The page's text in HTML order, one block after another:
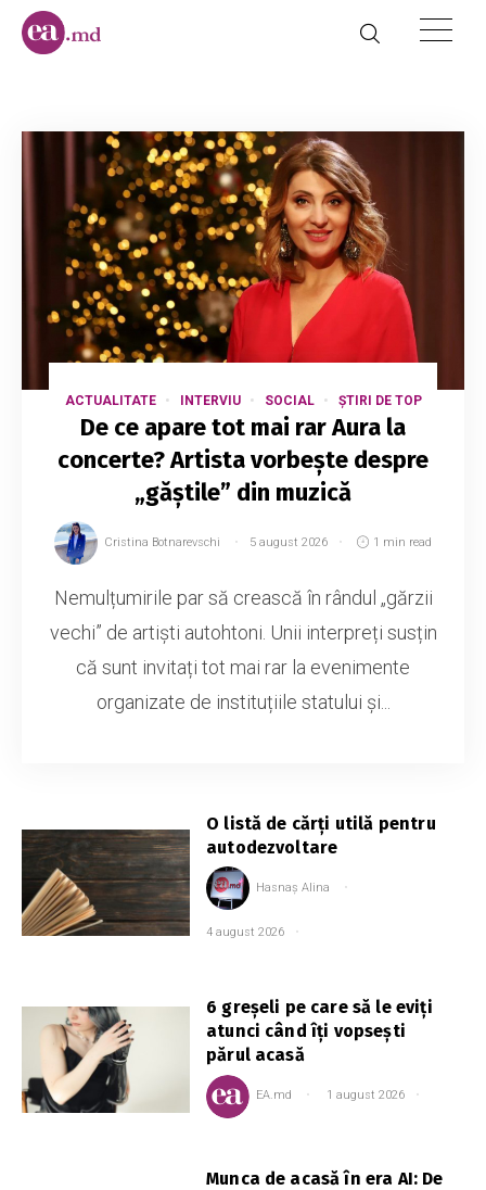
ACTUALITATE INTERVIU SOCIAL ȘTIRI DE TOP
De ce apare tot mai rar Aura la
concerte? Artista vorbește despre
„găștile” din muzică
Cristina Botnarevschi 5 august 2026 1 min read
Nemulțumirile par să crească în rândul „gărzii
vechi” de artiști autohtoni. Unii interpreți susțin
că sunt invitați tot mai rar la evenimente
organizate de instituțiile statului și...
O listă de cărți utilă pentru
autodezvoltare
Hasnaș Alina
4 august 2026
6 greșeli pe care să le eviți
atunci când îți vopsești
părul acasă
EA.md 1 august 2026
Munca de acasă în era AI: De